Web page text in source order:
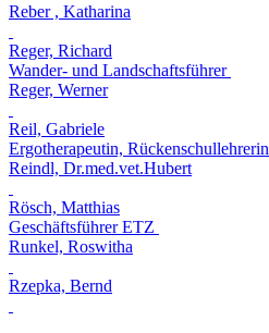
Reber , Katharina
Reger, Richard
Wander- und Landschaftsführer
Reger, Werner
Reil, Gabriele
Ergotherapeutin, Rückenschullehrerin
Reindl, Dr.med.vet.Hubert
Rösch, Matthias
Geschäftsführer ETZ
Runkel, Roswitha
Rzepka, Bernd